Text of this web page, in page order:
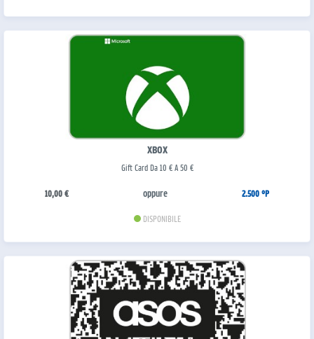
XBOX
Gift Card Da 10 € A 50 €
10,00 € oppure 2.500 °P
DISPONIBILE